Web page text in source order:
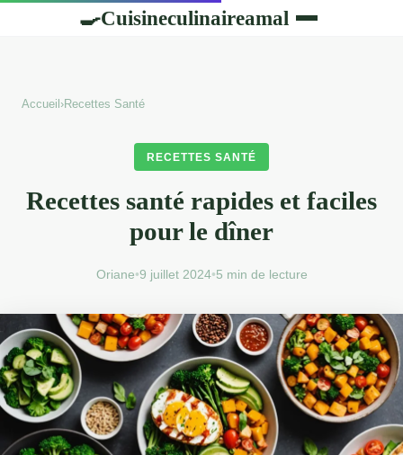
🍳Cuisineculinaireamal
Accueil ›Recettes Santé
RECETTES SANTÉ
Recettes santé rapides et faciles
pour le dîner
Oriane•9 juillet 2024•5 min de lecture